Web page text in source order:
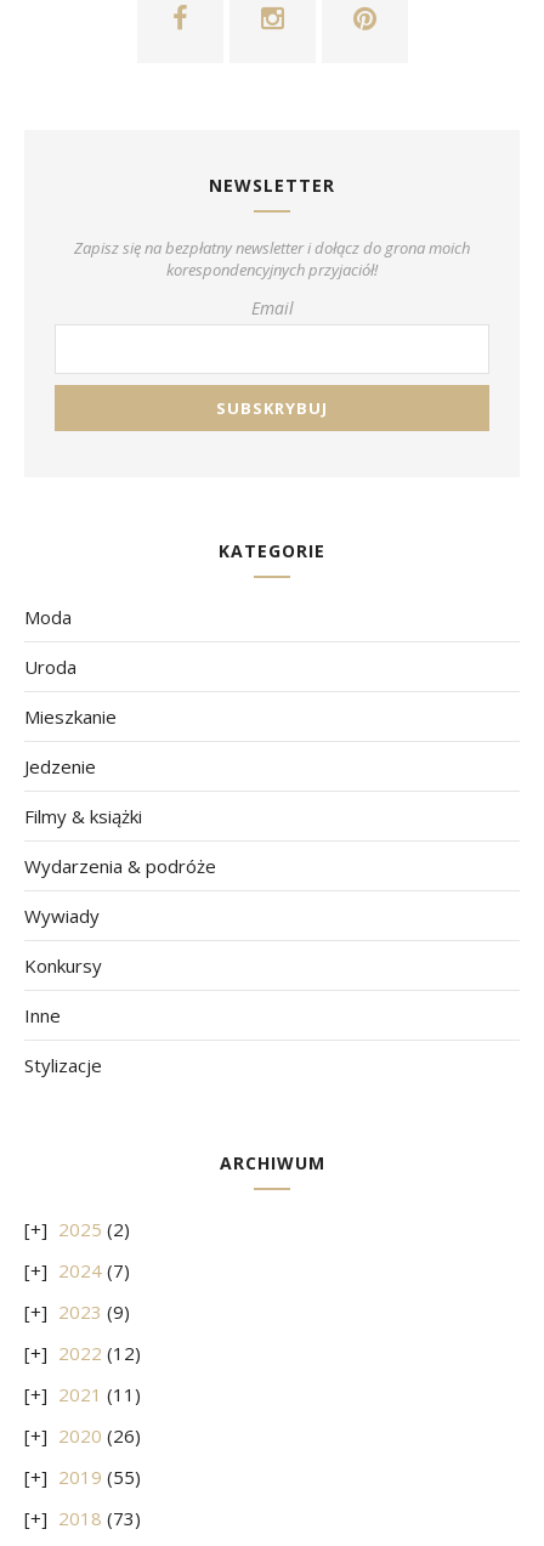
NEWSLETTER
Zapisz się na bezpłatny newsletter i dołącz do grona moich
korespondencyjnych przyjaciół!
Email
KATEGORIE
Moda
Uroda
Mieszkanie
Jedzenie
Filmy & książki
Wydarzenia & podróże
Wywiady
Konkursy
Inne
Stylizacje
ARCHIWUM
2025 (2)
2024 (7)
2023 (9)
2022 (12)
2021 (11)
2020 (26)
2019 (55)
2018 (73)